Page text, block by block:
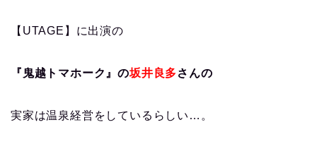
【UTAGE】に出演の
『鬼越トマホーク』の坂井良多さんの
実家は温泉経営をしているらしい…。